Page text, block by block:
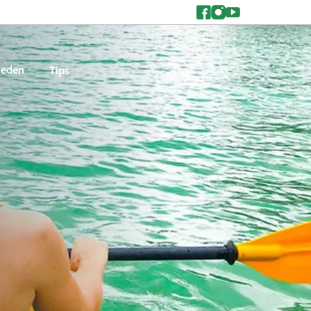
Tips